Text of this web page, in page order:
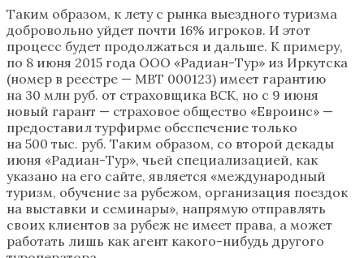
Таким образом, к лету с рынка выездного туризма
добровольно уйдет почти 16% игроков. И этот
процесс будет продолжаться и дальше. К примеру,
по 8 июня 2015 года ООО «Радиан-Тур» из Иркутска
(номер в реестре — МВТ 000123) имеет гарантию
на 30 млн руб. от страховщика ВСК, но с 9 июня
новый гарант — страховое общество «Евроинс» —
предоставил турфирме обеспечение только
на 500 тыс. руб. Таким образом, со второй декады
июня «Радиан-Тур», чьей специализацией, как
указано на его сайте, является «международный
туризм, обучение за р​убежом, организация поездок
на выставки и семинары», напрямую отправлять
своих клиентов за рубеж не имеет права, а может
работать лишь как агент какого-нибудь другого